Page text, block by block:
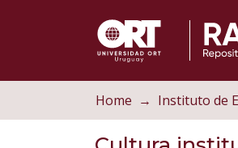
Home Instituto de